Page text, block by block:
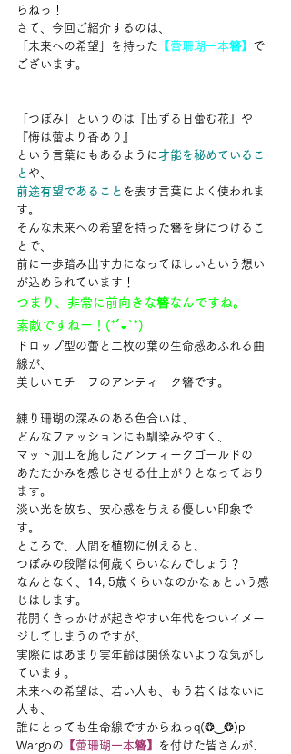
らねっ！
さて、今回ご紹介するのは、
「未来への希望」を持った 【蕾珊瑚一本簪】 で
ございます。
「つぼみ」というのは『出ずる日蕾む花』や
『梅は蕾より香あり』
という言葉にもあるように才能を秘めているこ
と や、
前途有望であること を表す言葉によく使われま
す。
そんな未来への希望を持った簪を身につけるこ
とで、
前に一歩踏み出す力になってほしいという想い
が込められています！
つまり、非常に前向きな簪なんですね。
素敵ですねー！(*´◒`*)
ドロップ型の蕾と二枚の葉の生命感あふれる曲
線が、
美しいモチーフのアンティーク簪です。
練り珊瑚の深みのある色合いは、
どんなファッションにも馴染みやすく、
マット加工を施したアンティークゴールドの
あたたかみを感じさせる仕上がりとなっており
ます。
淡い光を放ち、安心感を与える優しい印象で
す。
ところで、人間を植物に例えると、
つぼみの段階は何歳くらいなんでしょう？
なんとなく、14, 5歳くらいなのかなぁという感
じはします。
花開くきっかけが起きやすい年代をついイメー
ジしてしまうのですが、
実際にはあまり実年齢は関係ないような気がし
ています。
未来への希望は、若い人も、もう若くはないに
人も、
誰にとっても生命線ですからねっq(❂‿❂)p
Wargoの 【蕾珊瑚一本簪】
を付けた皆さんが、